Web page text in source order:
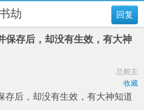
回复
劫
保存后，却没有生效，有大神
总舵主
收藏
存后，却没有生效，有大神知道